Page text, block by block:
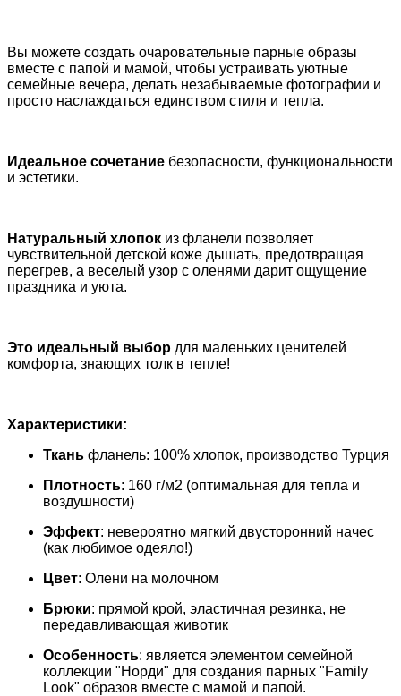
Вы можете создать очаровательные парные образы
вместе с папой и мамой, чтобы устраивать уютные
семейные вечера, делать незабываемые фотографии и
просто наслаждаться единством стиля и тепла.
Идеальное сочетание безопасности, функциональности
и эстетики.
Натуральный хлопок из фланели позволяет
чувствительной детской коже дышать, предотвращая
перегрев, а веселый узор с оленями дарит ощущение
праздника и уюта.
Это идеальный выбор для маленьких ценителей
комфорта, знающих толк в тепле!
Характеристики:
Ткань фланель: 100% хлопок, производство Турция
Плотность: 160 г/м2 (оптимальная для тепла и
воздушности)
Эффект: невероятно мягкий двусторонний начес
(как любимое одеяло!)
Цвет: Олени на молочном
Брюки: прямой крой, эластичная резинка, не
передавливающая животик
Особенность: является элементом семейной
коллекции "Норди" для создания парных "Family
Look" образов вместе с мамой и папой.